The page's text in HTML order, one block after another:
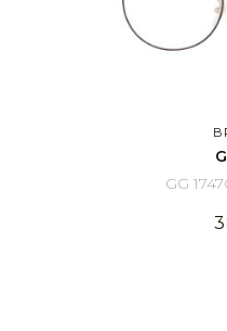
GG